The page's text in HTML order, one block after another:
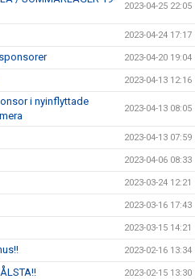
2023-04-25 22:05
2023-04-24 17:17
2023-04-20 19:04
2023-04-13 12:16
i nyinflyttade
2023-04-13 08:05
2023-04-13 07:59
2023-04-06 08:33
2023-03-24 12:21
2023-03-16 17:43
2023-03-15 14:21
2023-02-16 13:34
2023-02-15 13:30